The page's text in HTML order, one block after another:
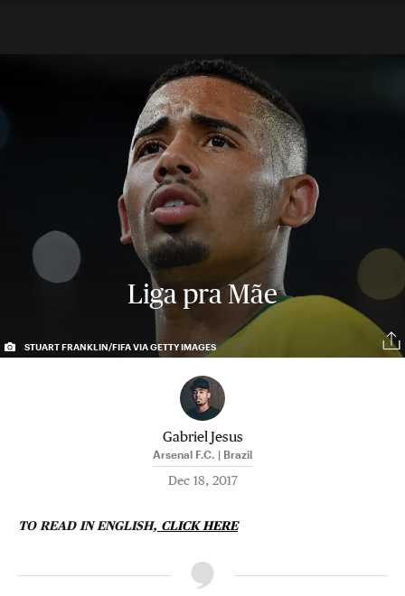
Liga pra Mãe
STUART FRANKLIN/FIFA VIA GETTY IMAGES
Gabriel Jesus
Arsenal F.C. | Brazil
Dec 18, 2017
TO READ IN ENGLISH, CLICK HERE